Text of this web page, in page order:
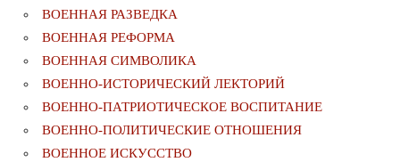
ВОЕННАЯ РАЗВЕДКА
ВОЕННАЯ РЕФОРМА
ВОЕННАЯ СИМВОЛИКА
ВОЕННО-ИСТОРИЧЕСКИЙ ЛЕКТОРИЙ
ВОЕННО-ПАТРИОТИЧЕСКОЕ ВОСПИТАНИЕ
ВОЕННО-ПОЛИТИЧЕСКИE ОТНОШЕНИЯ
ВОЕННОЕ ИСКУССТВО